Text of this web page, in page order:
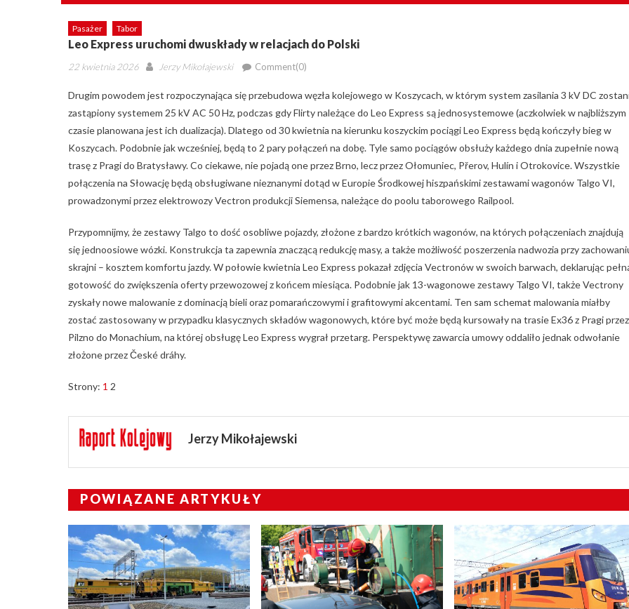
Pasażer Tabor
Leo Express uruchomi dwuskłady w relacjach do Polski
Posted
22 kwietnia 2026 Author
Jerzy Mikołajewski Comment(0)
Drugim powodem jest rozpoczynająca się przebudowa węzła kolejowego w Koszycach, w którym system zasilania 3 kV DC
zastąpiony systemem 25 kV AC 50 Hz, podczas gdy Flirty należące do Leo Express są jednosystemowe (aczkolwiek w najbliższym
czasie planowana jest ich dualizacja). Dlatego od 30 kwietnia na kierunku koszyckim pociągi Leo Express będą kończyły bieg w
Koszycach. Podobnie jak wcześniej, będą to 2 pary połączeń na dobę. Tyle samo pociągów obsłuży każdego dnia zupełnie nową
trasę z Pragi do Bratysławy. Co ciekawe, nie pojadą one przez Brno, lecz przez Ołomuniec, Přerov, Hulín i Otrokovice. Wszystkie
połączenia na Słowację będą obsługiwane nieznanymi dotąd w Europie Środkowej hiszpańskimi zestawami wagonów Talgo VI,
prowadzonymi przez elektrowozy Vectron produkcji Siemensa, należące do poolu taborowego Railpool.
Przypomnijmy, że zestawy Talgo to dość osobliwe pojazdy, złożone z bardzo krótkich wagonów, na których połączeniach znajdują
się jednoosiowe wózki. Konstrukcja ta zapewnia znaczącą redukcję masy, a także możliwość poszerzenia nadwozia przy
skrajni – kosztem komfortu jazdy. W połowie kwietnia Leo Express pokazał zdjęcia Vectronów w swoich barwach, deklarując
gotowość do zwiększenia oferty przewozowej z końcem miesiąca. Podobnie jak 13-wagonowe zestawy Talgo VI, także Vectrony
zyskały nowe malowanie z dominacją bieli oraz pomarańczowymi i grafitowymi akcentami. Ten sam schemat malowania miałby
zostać zastosowany w przypadku klasycznych składów wagonowych, które być może będą kursowały na trasie Ex36 z Pragi przez
Pilzno do Monachium, na której obsługę Leo Express wygrał przetarg. Perspektywę zawarcia umowy oddaliło jednak odwołanie
złożone przez České dráhy.
Strony: 1 2
Jerzy Mikołajewski
POWIĄZANE ARTYKUŁY